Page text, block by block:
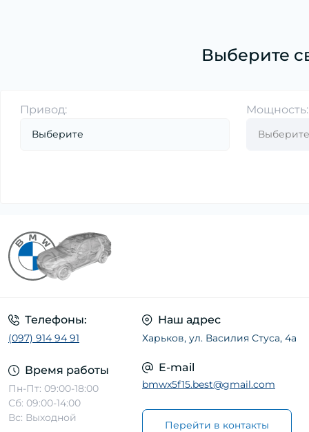
Выберите
Привод: Мощность:
Телефоны:
(097) 914 94 91
Время работы
Пн-Пт: 09:00-18:00
Сб: 09:00-14:00
Вс: Выходной
Наш адрес
Харьков, ул. Василия Стуса, 4а
E-mail
bmwx5f15.best@gmail.com
Перейти в контакты